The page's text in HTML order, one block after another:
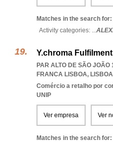
Matches in the search for:
Activity categories: ...
Y.chroma
PAR ALTO DE SÃO
FRANCA LISBOA, LISBOA
Comércio a retalho por
UNIP
Ver empresa Ver
Matches in the search for: